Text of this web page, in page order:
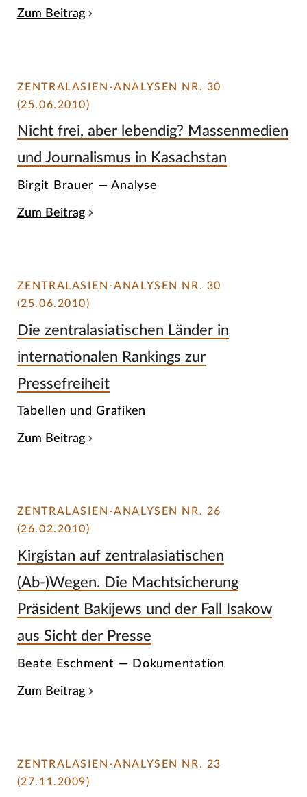
Zum Beitrag
ZENTRALASIEN-ANALYSEN NR. 30
(25.06.2010)
Nicht frei, aber lebendig? Massenmedien
und Journalismus in Kasachstan
Birgit Brauer — Analyse
Zum Beitrag
ZENTRALASIEN-ANALYSEN NR. 30
(25.06.2010)
Die zentralasiatischen Länder in
internationalen Rankings zur
Pressefreiheit
Tabellen und Grafiken
Zum Beitrag
ZENTRALASIEN-ANALYSEN NR. 26
(26.02.2010)
Kirgistan auf zentralasiatischen
(Ab-)Wegen. Die Machtsicherung
Präsident Bakijews und der Fall Isakow
aus Sicht der Presse
Beate Eschment — Dokumentation
Zum Beitrag
ZENTRALASIEN-ANALYSEN NR. 23
(27.11.2009)